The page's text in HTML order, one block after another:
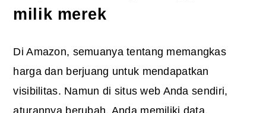
milik merek
Di Amazon, semuanya tentang memangkas
harga dan berjuang untuk mendapatkan
visibilitas. Namun di situs web Anda sendiri,
aturannya berubah. Anda memiliki data.